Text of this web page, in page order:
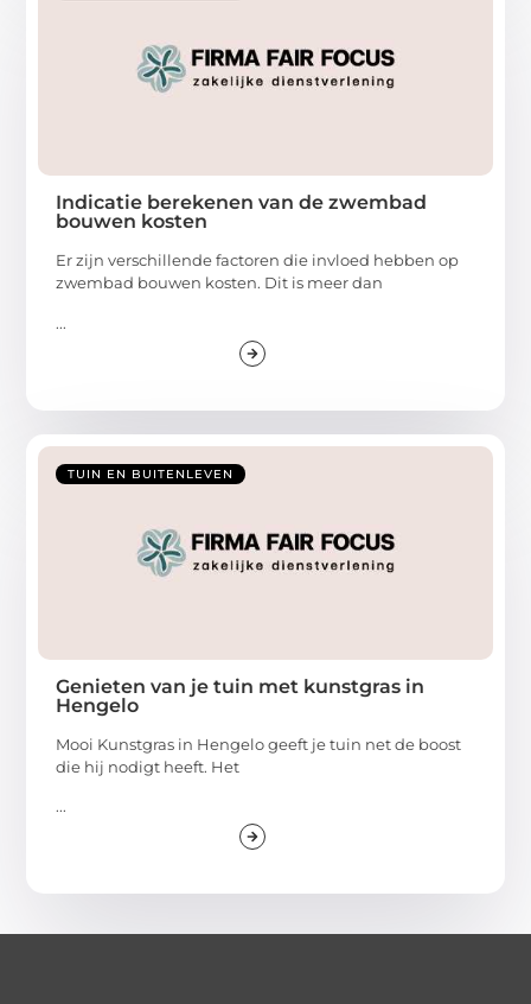
Indicatie berekenen van de zwembad
bouwen kosten
Er zijn verschillende factoren die invloed hebben op
zwembad bouwen kosten. Dit is meer dan
...
TUIN EN BUITENLEVEN
Genieten van je tuin met kunstgras in
Hengelo
Mooi Kunstgras in Hengelo geeft je tuin net de boost
die hij nodigt heeft. Het
...